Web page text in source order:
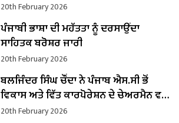
20th February 2026
ਪੰਜਾਬੀ ਭਾਸ਼ਾ ਦੀ ਮਹੱਤਤਾ ਨੂੰ ਦਰਸਾਉਂਦਾ
ਸਾਹਿਤਕ ਬਰੋਸ਼ਰ ਜਾਰੀ
20th February 2026
ਬਲਜਿੰਦਰ ਸਿੰਘ ਚੌਂਦਾ ਨੇ ਪੰਜਾਬ ਐਸ.ਸੀ ਭੋਂ
ਵਿਕਾਸ ਅਤੇ ਵਿੱਤ ਕਾਰਪੋਰੇਸ਼ਨ ਦੇ ਚੇਅਰਮੈਨ ਵਜੋਂ
ਸੰਭਾਲਿਆ ਕਾਰਜਭਾਰ
20th February 2026